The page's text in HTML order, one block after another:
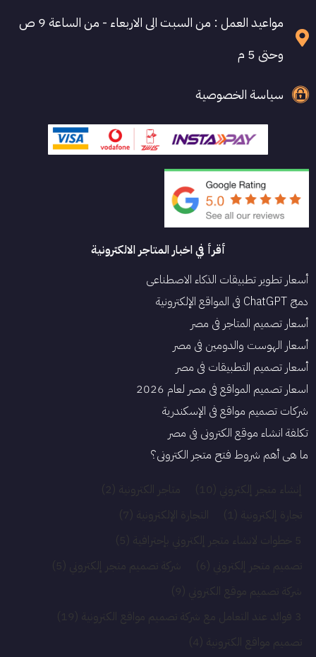
مواعيد العمل : من السبت الى الاربعاء - من الساعة 9 ص
وحتى 5 م
سياسة الخصوصية
أقرأ في اخبار المتاجر الالكترونية
أسعار تطوير تطبيقات الذكاء الاصطناعي
دمج ChatGPT في المواقع الإلكترونية
أسعار تصميم المتاجر في مصر
أسعار الهوست والدومين في مصر
أسعار تصميم التطبيقات في مصر
اسعار تصميم المواقع في مصر لعام 2026
شركات تصميم مواقع في الإسكندرية
تكلفة انشاء موقع الكتروني فى مصر
ما هي أهم شروط فتح متجر الكتروني؟
إنشاء متجر إلكتروني (10) متاجر الكترونية (2)
تجارة إلكترونية (1) التجارة الإلكترونية (7)
(5)
تصميم متجر إلكتروني (6) شركة تصميم متجر إلكتروني (5)
شركة تصميم موقع الكتروني (9)
3 فوائد عند التعامل مع شركة تصميم مواقع الكترونية
(19)
تصميم مواقع الكترونية (4)